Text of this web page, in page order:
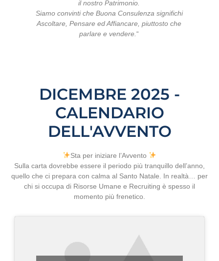
il nostro Patrimonio.
Siamo convinti che Buona Consulenza significhi
Ascoltare, Pensare ed Affiancare, piuttosto che
parlare e vendere.“
DICEMBRE 2025 -
CALENDARIO
DELL'AVVENTO
Sta per iniziare l’Avvento
Sulla carta dovrebbe essere il periodo più tranquillo dell’anno,
quello che ci prepara con calma al Santo Natale. In realtà… per
chi si occupa di Risorse Umane e Recruiting è spesso il
momento più frenetico.